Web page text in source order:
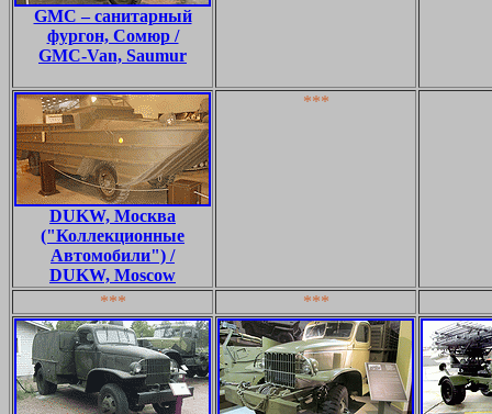
GMC – санитарный
фургон, Сомюр /
GMC-Van, Saumur
DUKW, Москва
("Коллекционные
Автомобили") /
DUKW, Moscow
***
*** ***